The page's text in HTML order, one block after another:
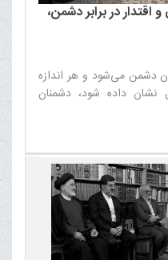
در برابر دشمن،
می‌شود و هر اندازه
نشان داده شود، دشمنان